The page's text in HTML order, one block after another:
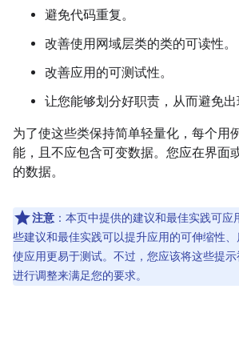
避免代码重复。
改善使用网域层类的类的可读性。
改善应用的可测试性。
让您能够划分好职责，从而避免出
为了使这些类保持简单轻量化，每个用
能，且不应包含可变数据。您应在界面
的数据。
注意 ：本页中提供的建议和最佳实践可
些建议和最佳实践可以提升应用的可伸缩性
使应用更易于测试。不过，您应该将这些提
进行调整来满足您的要求。